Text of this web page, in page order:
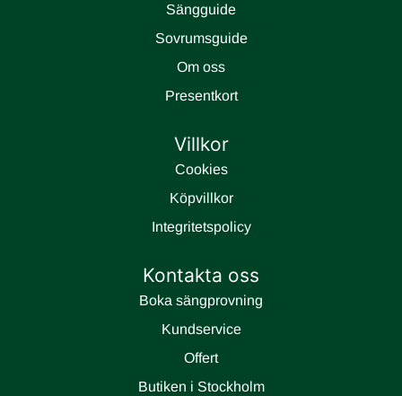
Sängguide
Sovrumsguide
Om oss
Presentkort
Villkor
Cookies
Köpvillkor
Integritetspolicy
Kontakta oss
Boka sängprovning
Kundservice
Offert
Butiken i Stockholm